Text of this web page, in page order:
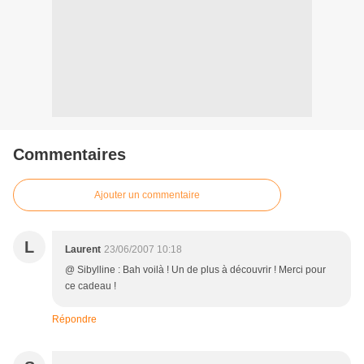
Commentaires
Ajouter un commentaire
L Laurent 23/06/2007 10:18
@ Sibylline : Bah voilà ! Un de plus à découvrir ! Merci pour
ce cadeau !
Répondre